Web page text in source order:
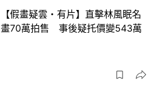
【假畫疑雲・有片】直擊林風眠名
畫70萬拍售 事後疑托價變543萬